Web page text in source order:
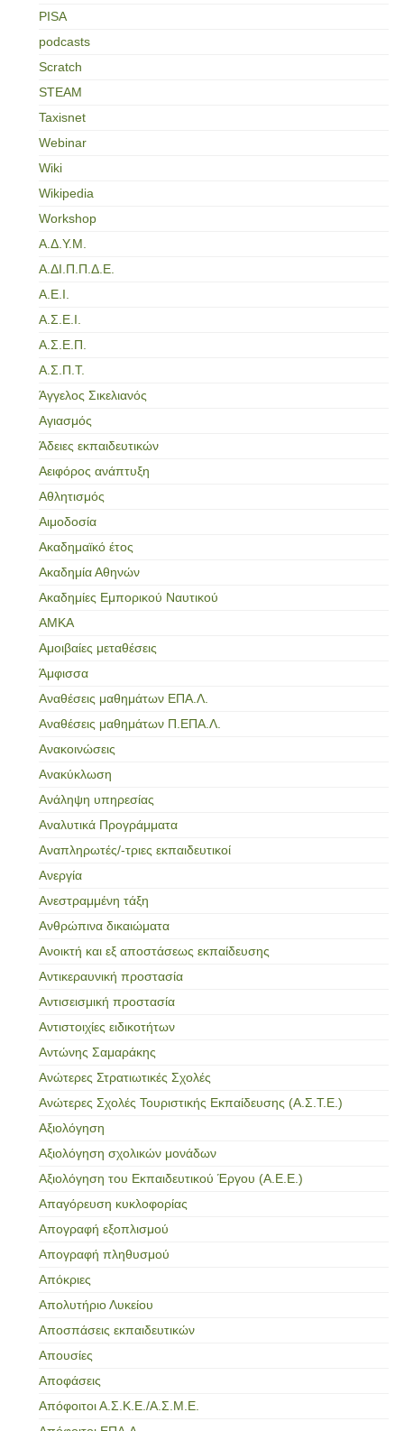
PISA
podcasts
Scratch
STEAM
Taxisnet
Webinar
Wiki
Wikipedia
Workshop
Α.Δ.Υ.Μ.
Α.ΔΙ.Π.Π.Δ.Ε.
Α.Ε.Ι.
Α.Σ.Ε.Ι.
Α.Σ.Ε.Π.
Α.Σ.Π.Τ.
Άγγελος Σικελιανός
Αγιασμός
Άδειες εκπαιδευτικών
Αειφόρος ανάπτυξη
Αθλητισμός
Αιμοδοσία
Ακαδημαϊκό έτος
Ακαδημία Αθηνών
Ακαδημίες Εμπορικού Ναυτικού
ΑΜΚΑ
Αμοιβαίες μεταθέσεις
Άμφισσα
Αναθέσεις μαθημάτων ΕΠΑ.Λ.
Αναθέσεις μαθημάτων Π.ΕΠΑ.Λ.
Ανακοινώσεις
Ανακύκλωση
Ανάληψη υπηρεσίας
Αναλυτικά Προγράμματα
Αναπληρωτές/-τριες εκπαιδευτικοί
Ανεργία
Ανεστραμμένη τάξη
Ανθρώπινα δικαιώματα
Ανοικτή και εξ αποστάσεως εκπαίδευσης
Αντικεραυνική προστασία
Αντισεισμική προστασία
Αντιστοιχίες ειδικοτήτων
Αντώνης Σαμαράκης
Ανώτερες Στρατιωτικές Σχολές
Ανώτερες Σχολές Τουριστικής Εκπαίδευσης (Α.Σ.Τ.Ε.)
Αξιολόγηση
Αξιολόγηση σχολικών μονάδων
Αξιολόγηση του Εκπαιδευτικού Έργου (Α.Ε.Ε.)
Απαγόρευση κυκλοφορίας
Απογραφή εξοπλισμού
Απογραφή πληθυσμού
Απόκριες
Απολυτήριο Λυκείου
Αποσπάσεις εκπαιδευτικών
Απουσίες
Αποφάσεις
Απόφοιτοι Α.Σ.Κ.Ε./Α.Σ.Μ.Ε.